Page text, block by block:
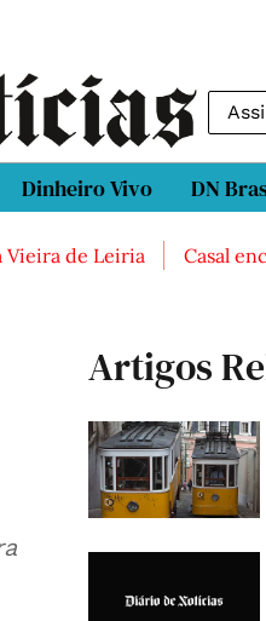
Dinheiro Vivo DN
de Leiria Casal
Artigos